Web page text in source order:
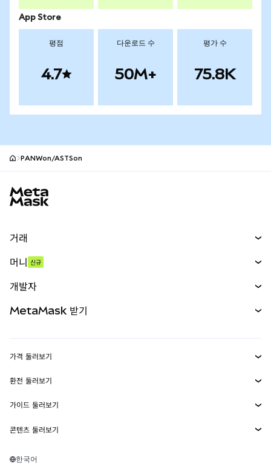
App Store
평점
4.7
다운로드 수
50M+
평가 수
75.8K
PANWon/ASTSon
거래
무기한 선물
실물자산
머니 신규
개발자
MetaMask Connect
Snaps
웹3 서비스
MetaMask 받기
보안
고객 지원
채용
가격 둘러보기
이더리움 가격
솔라나 가격
테더 가격
환전 둘러보기
ETH를 USD로 환전
USDT를 INR로 환전
BTC를 INR로 환전
가이드 둘러보기
ETH 매수
콘텐츠 둘러보기
솔라나 지갑
한국어